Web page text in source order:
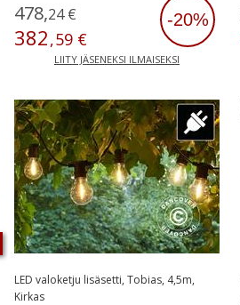
-20%
LIITY JÄSENEKSI ILMAISEKSI
478,24€
382,59 €
LED valoketju lisäsetti, Tobias, 4,5m,
Kirkas